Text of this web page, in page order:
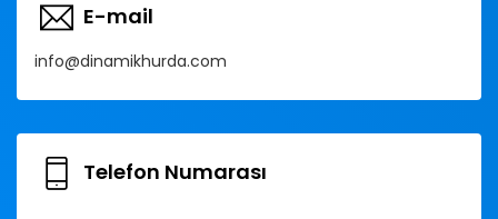
E-mail
info@dinamikhurda.com
Telefon Numarası